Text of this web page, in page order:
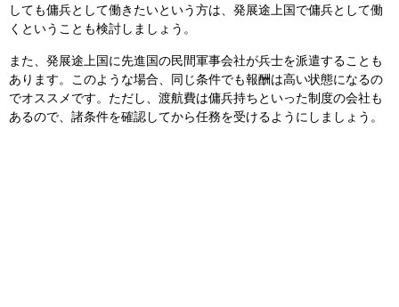
しても傭兵として働きたいという方は、発展途上国で傭兵として働
くということも検討しましょう。
また、発展途上国に先進国の民間軍事会社が兵士を派遣することも
あります。このような場合、同じ条件でも報酬は高い状態になるの
でオススメです。ただし、渡航費は傭兵持ちといった制度の会社も
あるので、諸条件を確認してから任務を受けるようにしましょう。